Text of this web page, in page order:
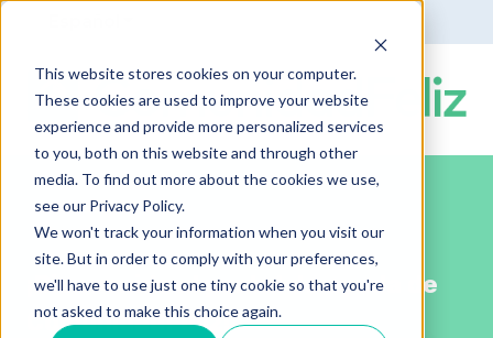
This website stores cookies on your computer.
These cookies are used to improve your website
experience and provide more personalized services
to you, both on this website and through other
media. To find out more about the cookies we use,
see our Privacy Policy.
We won't track your information when you visit our
site. But in order to comply with your preferences,
we'll have to use just one tiny cookie so that you're
not asked to make this choice again.
¡Bienvenido al portal de ayuda de
ComunidadFeliz!